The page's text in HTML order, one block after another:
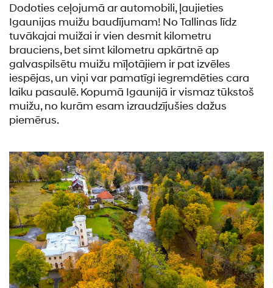
Dodoties ceļojumā ar automobili, ļaujieties
Igaunijas muižu baudījumam! No Tallinas līdz
tuvākajai muižai ir vien desmit kilometru
brauciens, bet simt kilometru apkārtnē ap
galvaspilsētu muižu mīļotājiem ir pat izvēles
iespējas, un viņi var pamatīgi iegremdēties cara
laiku pasaulē. Kopumā Igaunijā ir vismaz tūkstoš
muižu, no kurām esam izraudzījušies dažus
piemērus.